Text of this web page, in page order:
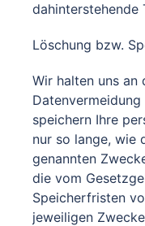
dahinterstehende
Löschung bzw.
Wir halten uns an
speichern Ihre
nur so lange, wie
genannten
die vom
Speicherfristen
jeweiligen